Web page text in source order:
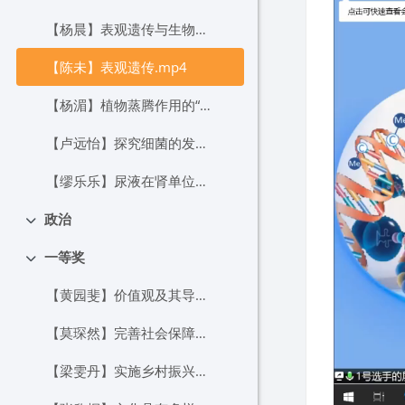
【杨晨】表观遗传与生物性状——以三色猫为例.mp4
【陈未】表观遗传.mp4
【杨湄】植物蒸腾作用的“门户”——气孔.mp4
【卢远怡】探究细菌的发现.mp4
【缪乐乐】尿液在肾单位中形成.mp4
折叠
政治
一等奖
【黄园斐】价值观及其导向作用.mp4
【莫琛然】完善社会保障体系.mp4
【梁雯丹】实施乡村振兴战略.mp4